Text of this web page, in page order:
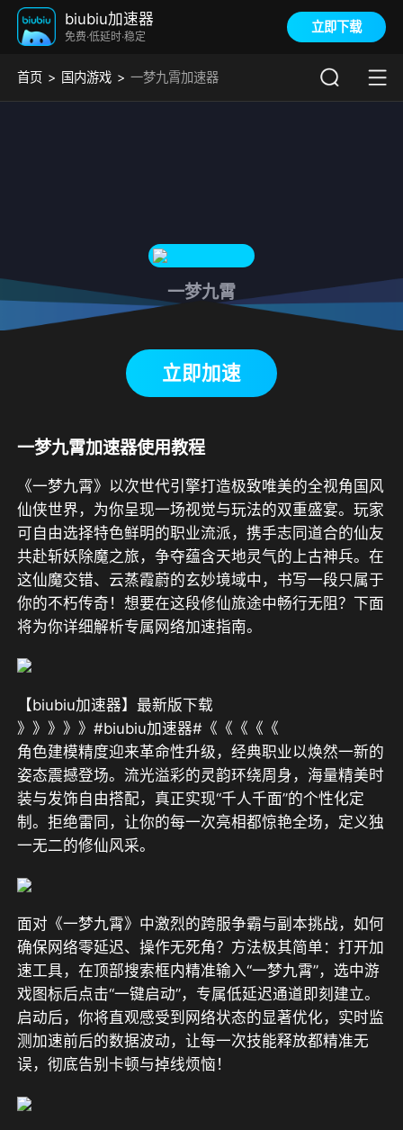
biubiu加速器
免费·低延时·稳定
立即下载
首页 国内游戏 一梦九霄加速器
一梦九霄
立即加速
一梦九霄加速器使用教程
《一梦九霄》 以次世代引擎打造极致唯美的全视角国风
仙侠世界，为你呈现一场视觉与玩法的双重盛宴。玩家
可自由选择特色鲜明的职业流派，携手志同道合的仙友
共赴斩妖除魔之旅，争夺蕴含天地灵气的上古神兵。在
这仙魔交错、云蒸霞蔚的玄妙境域中，书写一段只属于
你的不朽传奇！想要在这段修仙旅途中畅行无阻？下面
将为你详细解析专属网络加速指南。
【biubiu加速器】最新版下载
》》》》》#biubiu加速器#《《《《《
角色建模精度迎来革命性升级，经典职业以焕然一新的
姿态震撼登场。流光溢彩的灵韵环绕周身，海量精美时
装与发饰自由搭配，真正实现“千人千面”的个性化定
制。拒绝雷同，让你的每一次亮相都惊艳全场，定义独
一无二的修仙风采。
面对《一梦九霄》中激烈的跨服争霸与副本挑战，如何
确保网络零延迟、操作无死角？方法极其简单：打开加
速工具，在顶部搜索框内精准输入“一梦九霄”，选中游
戏图标后点击“一键启动”，专属低延迟通道即刻建立。
启动后，你将直观感受到网络状态的显著优化，实时监
测加速前后的数据波动，让每一次技能释放都精准无
误，彻底告别卡顿与掉线烦恼！